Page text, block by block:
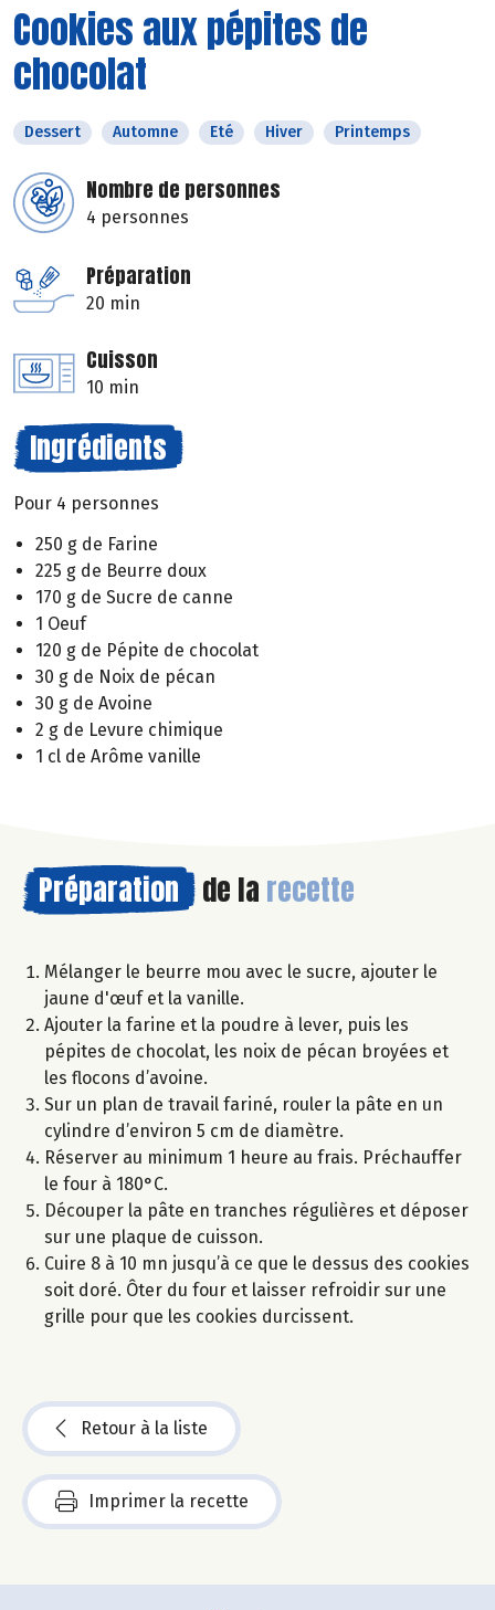
Cookies aux pépites de
chocolat
Dessert Automne Eté Hiver Printemps
Nombre de personnes
4 personnes
Préparation
20 min
Cuisson
10 min
Ingrédients
Pour 4 personnes
250 g de Farine
225 g de Beurre doux
170 g de Sucre de canne
1 Oeuf
120 g de Pépite de chocolat
30 g de Noix de pécan
30 g de Avoine
2 g de Levure chimique
1 cl de Arôme vanille
Préparation de la recette
Mélanger le beurre mou avec le sucre, ajouter le
jaune d'œuf et la vanille.
Ajouter la farine et la poudre à lever, puis les
pépites de chocolat, les noix de pécan broyées et
les flocons d’avoine.
Sur un plan de travail fariné, rouler la pâte en un
cylindre d’environ 5 cm de diamètre.
Réserver au minimum 1 heure au frais. Préchauffer
le four à 180°C.
Découper la pâte en tranches régulières et déposer
sur une plaque de cuisson.
Cuire 8 à 10 mn jusqu’à ce que le dessus des cookies
soit doré. Ôter du four et laisser refroidir sur une
grille pour que les cookies durcissent.
Retour à la liste
Imprimer la recette